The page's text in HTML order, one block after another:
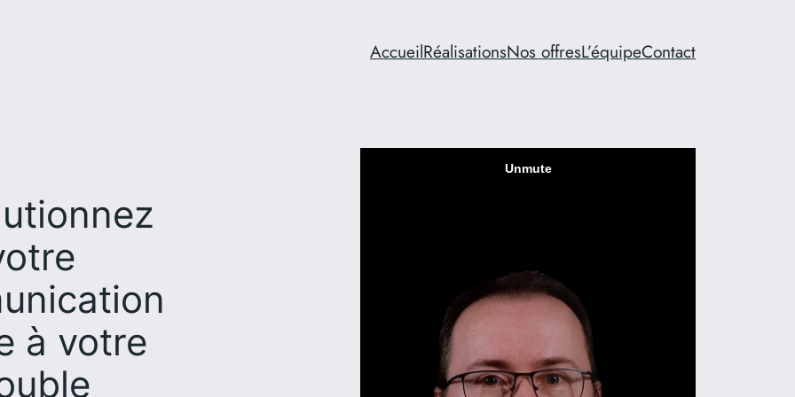
AccueilRéalisationsNos offresL’équipeContact
à votre